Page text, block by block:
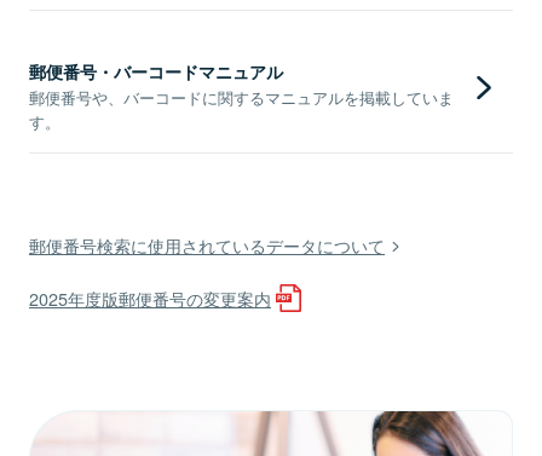
郵便番号・バーコードマニュアル
郵便番号や、バーコードに関するマニュアルを掲載していま
す。
郵便番号検索に使用されているデータについて
2025年度版郵便番号の変更案内